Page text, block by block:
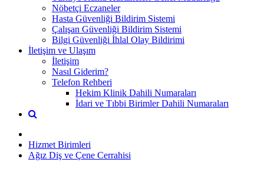
Nöbetçi Eczaneler
Hasta Güvenliği Bildirim Sistemi
Çalışan Güvenliği Bildirim Sistemi
Bilgi Güvenliği İhlal Olay Bildirimi
İletişim ve Ulaşım
İletişim
Nasıl Giderim?
Telefon Rehberi
Hekim Klinik Dahili Numaraları
İdari ve Tıbbi Birimler Dahili Numaraları
Hizmet Birimleri
Ağız Diş ve Çene Cerrahisi